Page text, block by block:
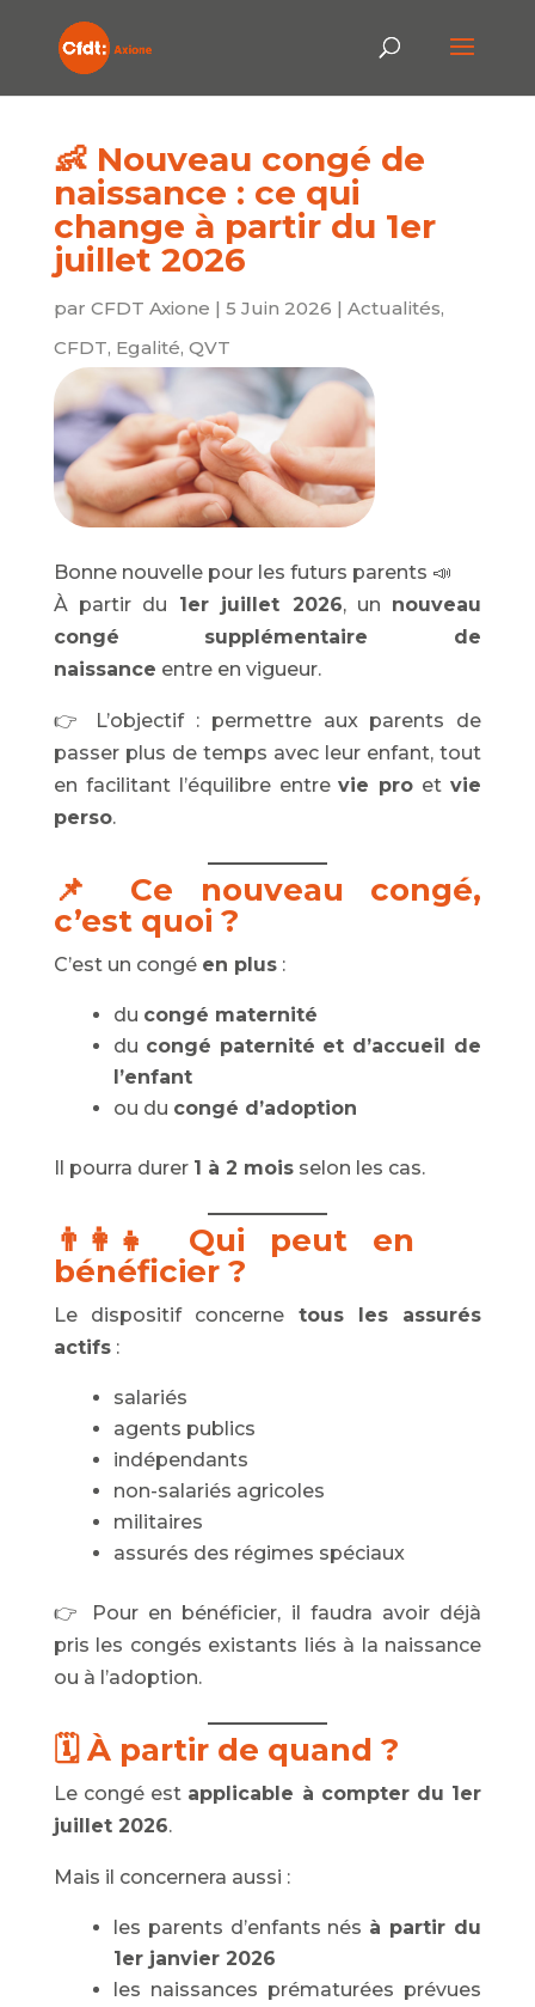
👶 Nouveau congé de
naissance : ce qui
change à partir du 1er
juillet 2026
par CFDT Axione | 5 Juin 2026 | Actualités,
CFDT, Egalité, QVT
Bonne nouvelle pour les futurs parents 📣
À partir du 1er juillet 2026, un nouveau
congé supplémentaire de
naissance entre en vigueur.
👉 L’objectif : permettre aux parents de
passer plus de temps avec leur enfant, tout
en facilitant l’équilibre entrevie pro etvie
perso.
📌 Ce nouveau congé,
c’est quoi ?
C’est un congé en plus:
du congé maternité
du congé paternité et d’accueil de
l’enfant
ou du congé d’adoption
Il pourra durer 1 à 2 moisselon les cas.
👨‍👩‍👧 Qui peut en
bénéficier ?
Le dispositif concerne tous les assurés
actifs:
salariés
agents publics
indépendants
non-salariés agricoles
militaires
assurés des régimes spéciaux
👉 Pour en bénéficier, il faudra avoir déjà
pris les congés existants liés à la naissance
ou à l’adoption.
🗓️ À partir de quand ?
Le congé est applicable à compter du 1er
juillet 2026.
Mais il concernera aussi :
les parents d’enfants nés à partir du
1er janvier 2026
les naissances prématurées prévues